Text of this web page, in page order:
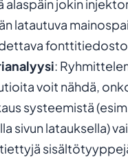
alaspäin jokin
latautuva
:
voit nähdä,
systeemistä
sivun latauksella)
tiettyjä